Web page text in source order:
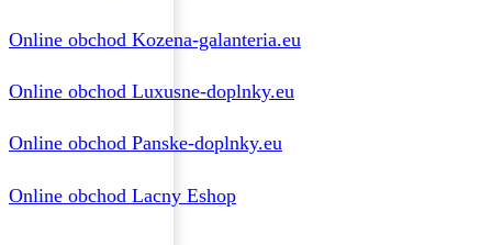
Online obchod Kozena-galanteria.eu
Online obchod Luxusne-doplnky.eu
Online obchod Panske-doplnky.eu
Online obchod Lacny Eshop